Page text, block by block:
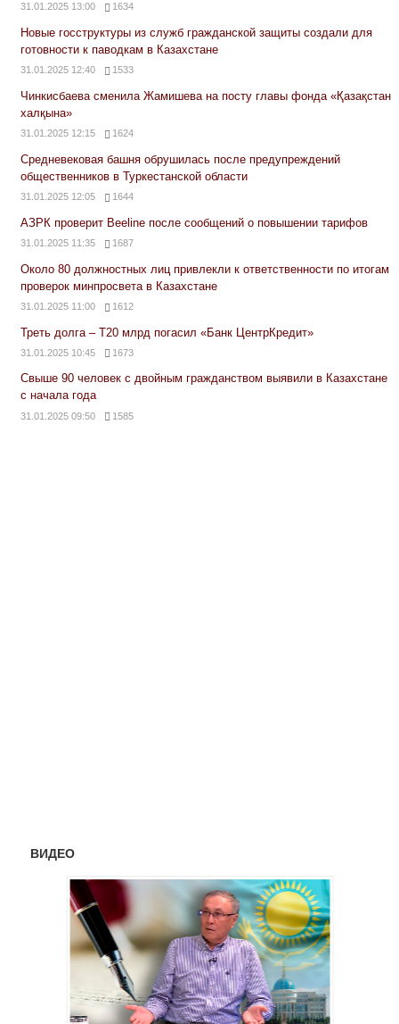
31.01.2025 13:00 1634
Новые госструктуры из служб гражданской защиты создали для
готовности к паводкам в Казахстане
31.01.2025 12:40 1533
Чинкисбаева сменила Жамишева на посту главы фонда «Қазақстан
халқына»
31.01.2025 12:15 1624
Средневековая башня обрушилась после предупреждений
общественников в Туркестанской области
31.01.2025 12:05 1644
АЗРК проверит Beeline после сообщений о повышении тарифов
31.01.2025 11:35 1687
Около 80 должностных лиц привлекли к ответственности по итогам
проверок минпросвета в Казахстане
31.01.2025 11:00 1612
Треть долга – Т20 млрд погасил «Банк ЦентрКредит»
31.01.2025 10:45 1673
Свыше 90 человек с двойным гражданством выявили в Казахстане
с начала года
31.01.2025 09:50 1585
ВИДЕО